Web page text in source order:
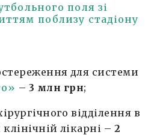
поля зі
поблизу стадіону
для системи
– 3 млн грн;
відділення в
лікарні – 2